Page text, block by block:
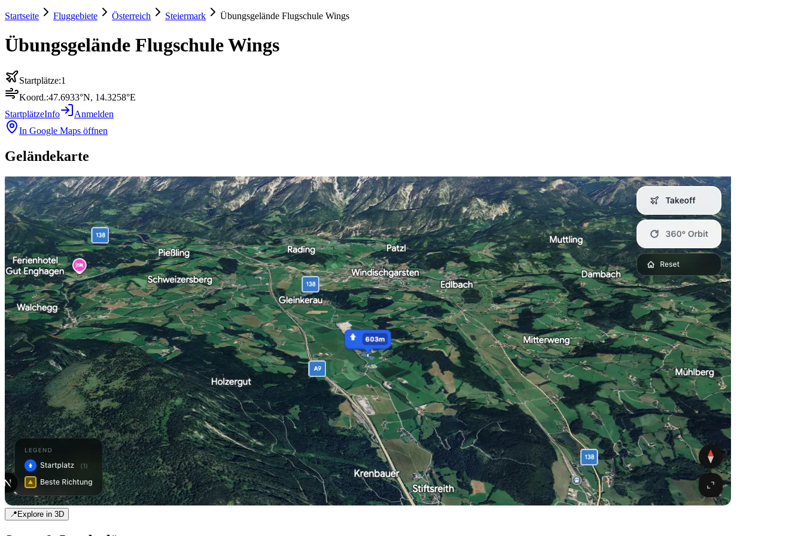
Startseite Fluggebiete Österreich Steiermark Übungsgelände Flugschule Wings
Übungsgelände Flugschule Wings
Startplätze:1
Koord.:47.6933°N, 14.3258°E
StartplätzeInfo
Anmelden
In Google Maps öffnen
Geländekarte
📍Explore in 3D